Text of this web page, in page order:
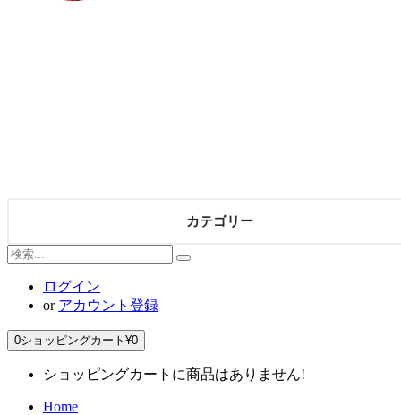
カテゴリー
ログイン
or アカウント登録
0ショッピングカート ¥0
ショッピングカートに商品はありません!
Home